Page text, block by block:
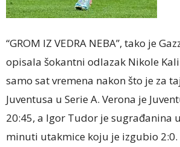
“GROM IZ VEDRA NEBA”, tako je
opisala šokantni odlazak Nikole
samo sat vremena nakon što je za
Juventusa u Serie A. Verona je
20:45, a Igor Tudor je sugrađanina
minuti utakmice koju je izgubio 2:0.